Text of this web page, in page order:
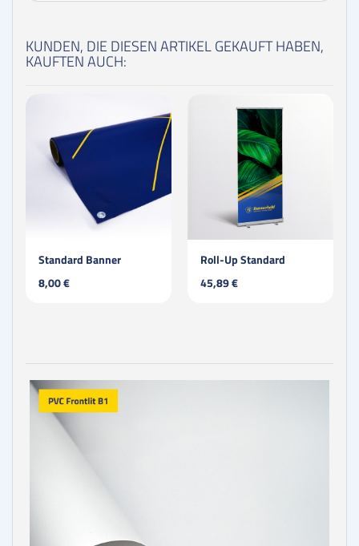
KUNDEN, DIE DIESEN ARTIKEL GEKAUFT HABEN,
KAUFTEN AUCH:
Standard Banner
8,00 €
Roll-Up Standard
45,89 €